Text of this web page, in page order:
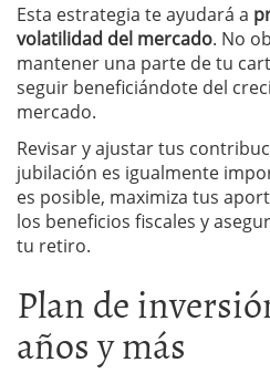
Esta estrategia te ayudará a
volatilidad del mercado. No
mantener una parte de tu
seguir beneficiándote del
mercado.
Revisar y ajustar tus
jubilación es igualmente
es posible, maximiza tus
los beneficios fiscales y
tu retiro.
Plan de
años y más